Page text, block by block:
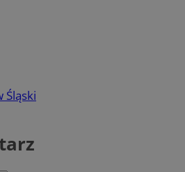
Śląski